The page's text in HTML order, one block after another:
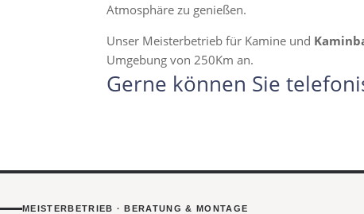
Atmosphäre zu genießen.
Unser Meisterbetrieb für Kamine und
Umgebung von 250Km an.
Gerne können Sie
MEISTERBETRIEB · BERATUNG & MONTAGE